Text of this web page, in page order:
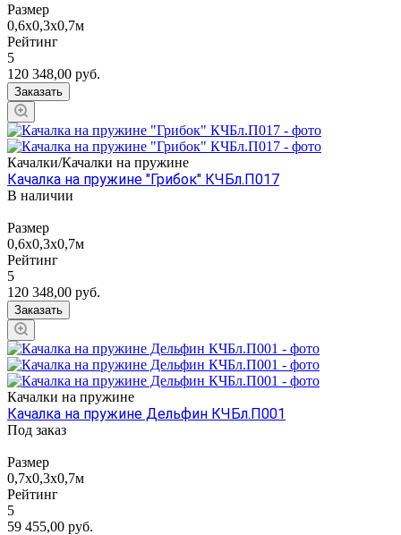
Размер
0,6х0,3х0,7м
Рейтинг
5
120 348,00 руб.
Заказать
Качалки/Качалки на пружине
Качалка на пружине "Грибок" КЧБл.П017
В наличии
Размер
0,6х0,3х0,7м
Рейтинг
5
120 348,00 руб.
Заказать
Качалки на пружине
Качалка на пружине Дельфин КЧБл.П001
Под заказ
Размер
0,7х0,3х0,7м
Рейтинг
5
59 455,00 руб.